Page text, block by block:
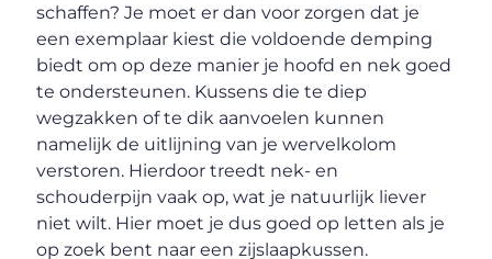
schaffen? Je moet er dan voor zorgen dat je
een exemplaar kiest die voldoende demping
biedt om op deze manier je hoofd en nek goed
te ondersteunen. Kussens die te diep
wegzakken of te dik aanvoelen kunnen
namelijk de uitlijning van je wervelkolom
verstoren. Hierdoor treedt nek- en
schouderpijn vaak op, wat je natuurlijk liever
niet wilt. Hier moet je dus goed op letten als je
op zoek bent naar een zijslaapkussen.